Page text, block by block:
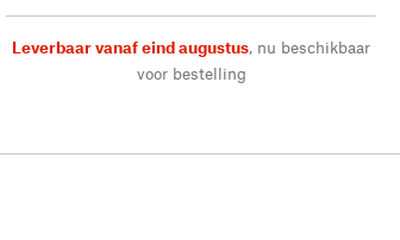
Leverbaar vanaf eind augustus, nu beschikbaar
voor bestelling